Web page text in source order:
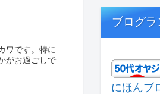
ワです。特に
がお過ごしで
ブログ
にほんブ